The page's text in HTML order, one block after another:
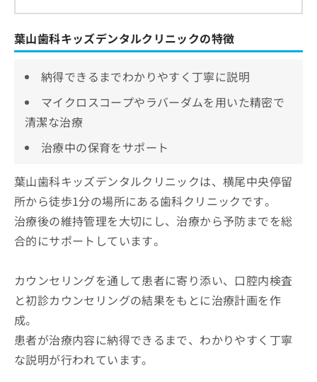
葉山歯科キッズデンタルクリニックの特徴
納得できるまでわかりやすく丁寧に説明
マイクロスコープやラバーダムを用いた精密で
清潔な治療
治療中の保育をサポート
葉山歯科キッズデンタルクリニックは、横尾中央停留
所から徒歩1分の場所にある歯科クリニックです。
治療後の維持管理を大切にし、治療から予防までを総
合的にサポートしています。
カウンセリングを通して患者に寄り添い、口腔内検査
と初診カウンセリングの結果をもとに治療計画を作
成。
患者が治療内容に納得できるまで、わかりやすく丁寧
な説明が行われています。